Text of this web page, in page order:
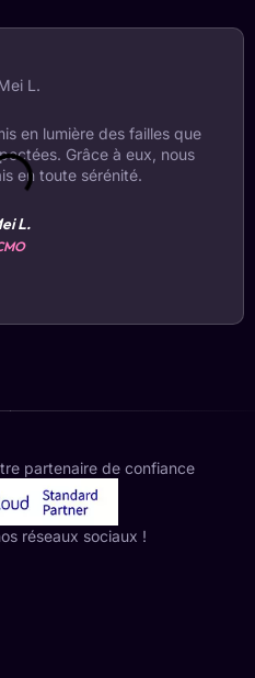
en lumière des failles que
Grâce à eux, nous
en toute sérénité.
L.
partenaire de confiance
réseaux sociaux !